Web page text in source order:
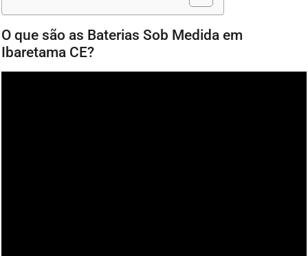
O que são as Baterias Sob Medida em
Ibaretama CE?